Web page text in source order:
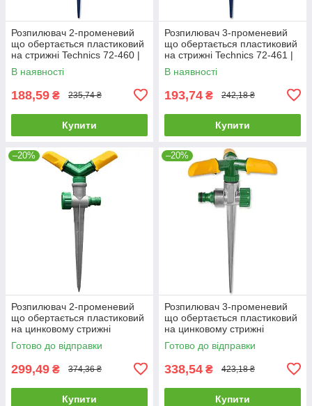
Розпилювач 2-променевий
що обертається пластиковий
на стрижні Technics 72-460 |
поливалка розпилювач
пістолет для поливу саду
В наявності
188,59 ₴ 235,74 ₴
Купити
Розпилювач 3-променевий
що обертається пластиковий
на стрижні Technics 72-461 |
поливалка розпилювач
пістолет для поливу саду
В наявності
193,74 ₴ 242,18 ₴
Купити
–20%
Розпилювач 2-променевий
що обертається пластиковий
на цинковому стрижні
VERANO 72-050 |поливалка
розпилювач пістолет для
Готово до відправки
299,49 ₴ 374,36 ₴
Купити
–20%
Розпилювач 3-променевий
що обертається пластиковий
на цинковому стрижні
VERANO 72-051 |поливалка
розпилювач пістолет для
Готово до відправки
338,54 ₴ 423,18 ₴
Купити